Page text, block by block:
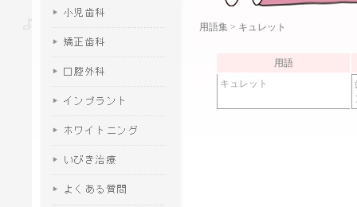
用語集 > キュレット
用語
キュレット